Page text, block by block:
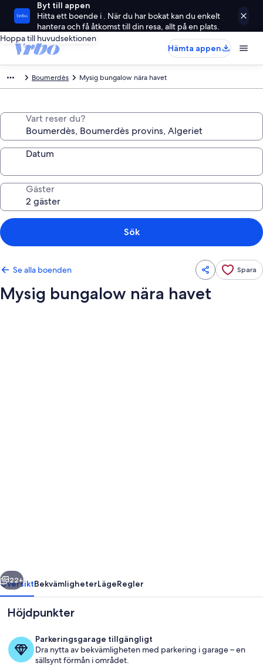
Byt till appen
Hitta ett boende i . När du har bokat kan du enkelt
hantera och få åtkomst till din resa, allt på en plats.
Hoppa till huvudsektionen
Hämta appen
Boumerdès Mysig bungalow nära havet
Vart reser du?
Datum
Gäster
Sök
Se alla boenden Spara
Mysig bungalow nära havet
Nästa
22+
ÖversiktBekvämligheterLägeRegler
Höjdpunkter
Parkeringsgarage tillgängligt
Dra nytta av bekvämligheten med parkering i garage – en
sällsynt förmån i området.